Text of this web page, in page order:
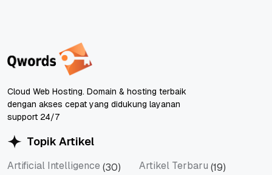
Cloud Web Hosting. Domain & hosting terbaik
dengan akses cepat yang didukung layanan
support 24/7
Topik Artikel
Artificial Intelligence (30) Artikel Terbaru (19)